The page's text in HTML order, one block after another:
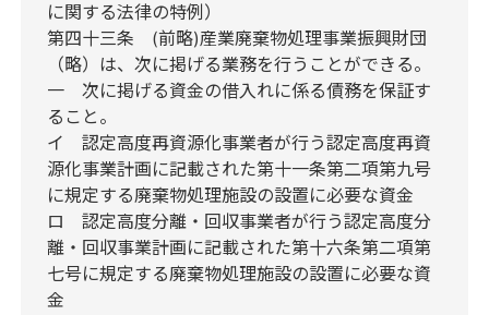
に関する法律の特例）
第四十三条 (前略)産業廃棄物処理事業振興財団
（略）は、次に掲げる業務を行うことができる。
一 次に掲げる資金の借入れに係る債務を保証す
ること。
イ 認定高度再資源化事業者が行う認定高度再資
源化事業計画に記載された第十一条第二項第九号
に規定する廃棄物処理施設の設置に必要な資金
ロ 認定高度分離・回収事業者が行う認定高度分
離・回収事業計画に記載された第十六条第二項第
七号に規定する廃棄物処理施設の設置に必要な資
金